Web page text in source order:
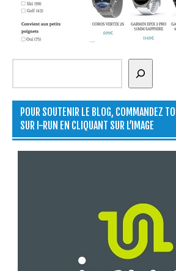
Rechercher
POUR SOUTENIR LE BLOG, COMMANDEZ
SUR I-RUN EN CLIQUANT SUR L’IMAGE